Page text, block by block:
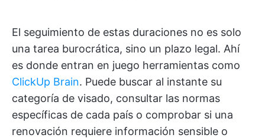
El seguimiento de estas duraciones no es solo
una tarea burocrática, sino un plazo legal. Ahí
es donde entran en juego herramientas como
ClickUp Brain. Puede buscar al instante su
categoría de visado, consultar las normas
específicas de cada país o comprobar si una
renovación requiere información sensible o